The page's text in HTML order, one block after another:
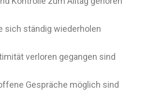
sich ständig wiederholen
verloren gegangen sind
Gespräche möglich sind